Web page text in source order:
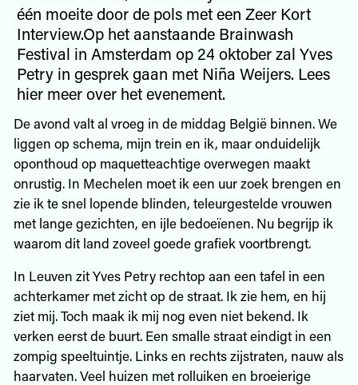
één moeite door de pols met een Zeer Kort
Interview.Op het aanstaande Brainwash
Festival in Amsterdam op 24 oktober zal Yves
Petry in gesprek gaan met Niña Weijers. Lees
hier meer over het evenement.
De avond valt al vroeg in de middag België binnen. We
liggen op schema, mijn trein en ik, maar onduidelijk
oponthoud op maquetteachtige overwegen maakt
onrustig. In Mechelen moet ik een uur zoek brengen en
zie ik te snel lopende blinden, teleurgestelde vrouwen
met lange gezichten, en ijle bedoeïenen. Nu begrijp ik
waarom dit land zoveel goede grafiek voortbrengt.
In Leuven zit Yves Petry rechtop aan een tafel in een
achterkamer met zicht op de straat. Ik zie hem, en hij
ziet mij. Toch maak ik mij nog even niet bekend. Ik
verken eerst de buurt. Een smalle straat eindigt in een
zompig speeltuintje. Links en rechts zijstraten, nauw als
haarvaten. Veel huizen met rolluiken en broeierige